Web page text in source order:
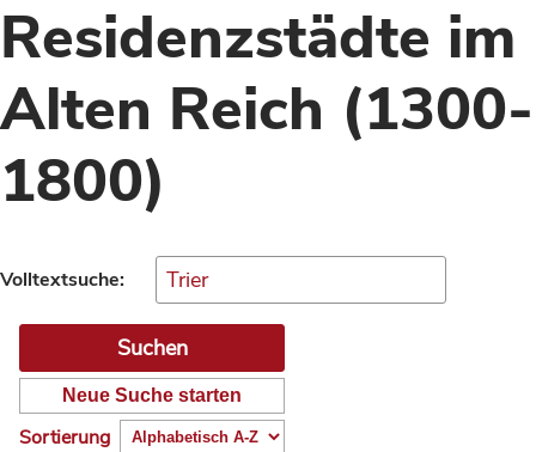
Residenzstädte im
Alten Reich (1300-
1800)
Volltextsuche:
Neue Suche starten
Sortierung